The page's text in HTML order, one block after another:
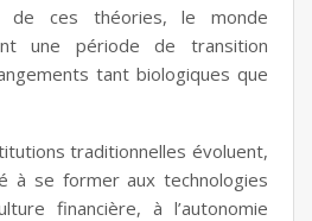
de ces théories, le monde
une période de transition
tant biologiques que
traditionnelles évoluent,
à se former aux technologies
financière, à l’autonomie